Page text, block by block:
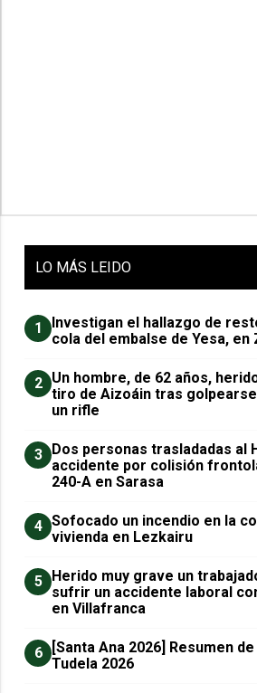
LO MÁS LEIDO
1
Investigan el hallazgo de
cola del embalse de Yesa, en
2 Un hombre, de 62 años,
tiro de Aizoáin tras
un rifle
3 ​Dos personas trasladadas al
accidente por colisión
240-A en Sarasa
4 Sofocado un incendio en la
vivienda en Lezkairu
5 Herido muy grave un
sufrir un accidente laboral
en Villafranca
6
[Santa Ana 2026] Resumen
Tudela 2026